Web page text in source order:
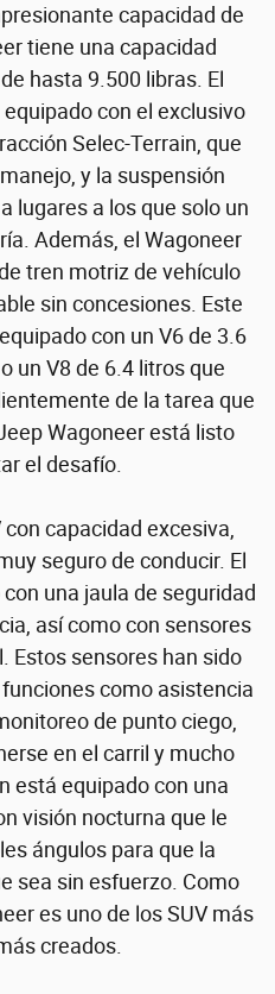
capacidad de
tiene una capacidad
hasta 9.500 libras. El
con el exclusivo
Selec-Terrain, que
y la suspensión
lugares a los que solo un
Además, el Wagoneer
tren motriz de vehículo
sin concesiones. Este
con un V6 de 3.6
un V8 de 6.4 litros que
de la tarea que
Wagoneer está listo
el desafío.
capacidad excesiva,
seguro de conducir. El
una jaula de seguridad
así como con sensores
Estos sensores han sido
como asistencia
de punto ciego,
en el carril y mucho
está equipado con una
visión nocturna que le
ángulos para que la
sea sin esfuerzo. Como
es uno de los SUV más
creados.